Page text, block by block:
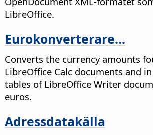
LibreOffice.
Eurokonverterare...
Converts the currency amounts
LibreOffice Calc documents and
tables of LibreOffice Writer
euros.
Adressdatakälla